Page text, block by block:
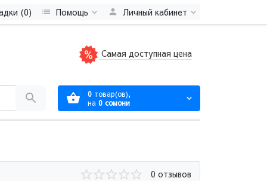
(0) Помощь Личный кабинет
Самая доступная цена
0 товар(ов),
на 0 сомони
0 отзывов